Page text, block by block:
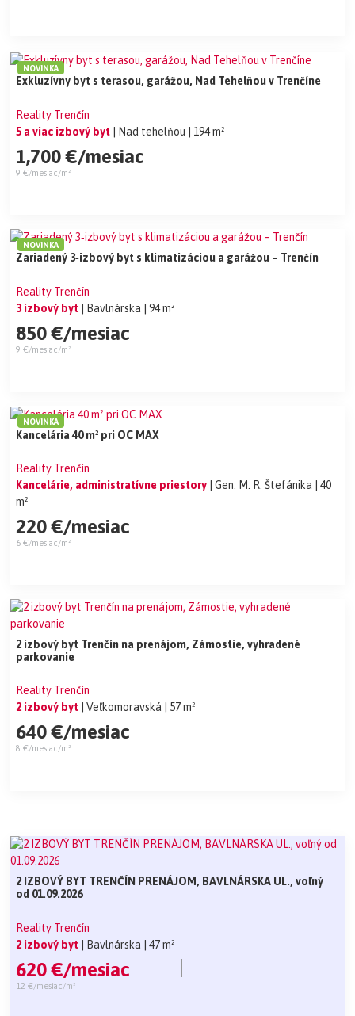
Exkluzívny byt s terasou, garážou, Nad Tehelňou v Trenčíne
Reality Trenčín
5 a viac izbový byt
| Nad tehelňou | 194 m²
1,700 €/mesiac
9 €/mesiac/m²
NOVINKA
Zariadený 3‑izbový byt s klimatizáciou a garážou – Trenčín
Reality Trenčín
3 izbový byt
| Bavlnárska | 94 m²
850 €/mesiac
9 €/mesiac/m²
NOVINKA
Kancelária 40 m² pri OC MAX
Reality Trenčín
Kancelárie, administratívne priestory
| Gen. M. R. Štefánika
| 40
m²
220 €/mesiac
6 €/mesiac/m²
NOVINKA
2 izbový byt Trenčín na prenájom, Zámostie, vyhradené
parkovanie
Reality Trenčín
2 izbový byt
| Veľkomoravská | 57 m²
640 €/mesiac
8 €/mesiac/m²
2 IZBOVÝ BYT TRENČÍN PRENÁJOM, BAVLNÁRSKA UL., voľný
od 01.09.2026
Reality Trenčín
2 izbový byt | Bavlnárska | 47 m²
620 €/mesiac
12 €/mesiac/m²